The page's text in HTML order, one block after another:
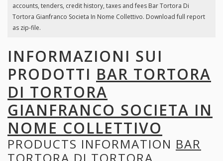
accounts, tenders, credit history, taxes and fees Bar Tortora Di
Tortora Gianfranco Societa In Nome Collettivo. Download full report
as zip-file.
INFORMAZIONI SUI
PRODOTTI BAR TORTORA
DI TORTORA
GIANFRANCO SOCIETA IN
NOME COLLETTIVO
PRODUCTS INFORMATION BAR
TORTORA DI TORTORA